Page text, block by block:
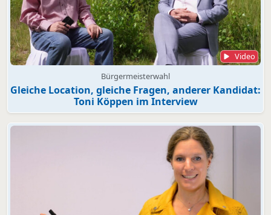
Video
Bürgermeisterwahl
Gleiche Location, gleiche Fragen, anderer Kandidat:
Toni Köppen im Interview